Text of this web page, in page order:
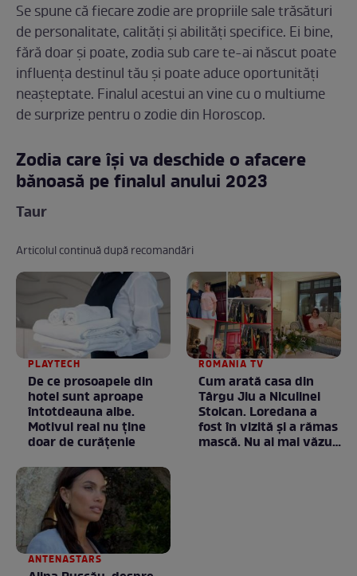
Se spune că fiecare zodie are propriile sale trăsături
de personalitate, calități și abilități specifice. Ei bine,
fără doar și poate, zodia sub care te-ai născut poate
influența destinul tău și poate aduce oportunități
neașteptate. Finalul acestui an vine cu o multiume
de surprize pentru o zodie din Horoscop.
Zodia care își va deschide o afacere
bănoasă pe finalul anului 2023
Taur
Articolul continuă după recomandări
PLAYTECH
De ce prosoapele din
hotel sunt aproape
întotdeauna albe.
Motivul real nu ține
doar de curățenie
ROMANIA TV
Cum arată casa din
Târgu Jiu a Niculinei
Stoican. Loredana a
fost în vizită și a rămas
mască. Nu ai mai văzut
ANTENASTARS